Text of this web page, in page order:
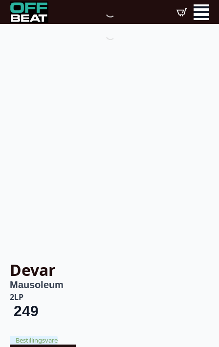
Devar
Mausoleum
2LP
249
Bestillingsvare